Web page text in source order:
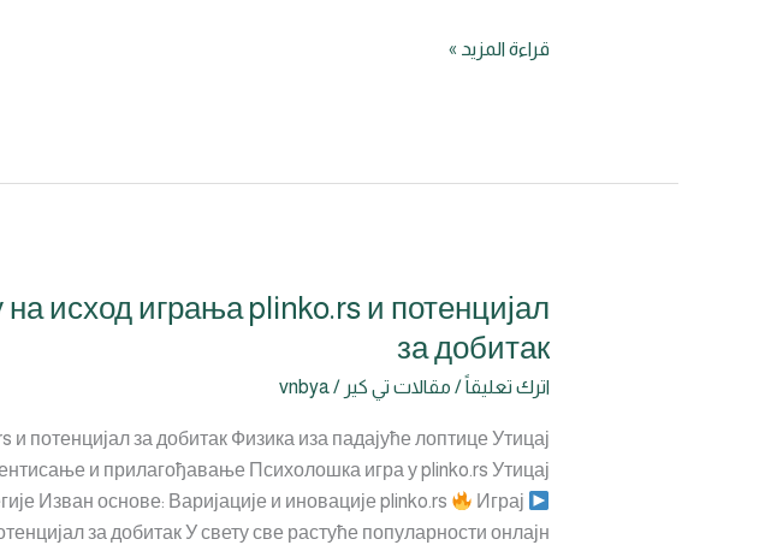
قراءة المزيد »
исход играња plinko.rs и потенцијал
за добитак
اترك تعليقاً/ مقالات تي كير /
vnbya
потенцијал за добитак Физика иза падајуће лоптице Утицај
и прилагођавање Психолошка игра у plinko.rs Утицај
Изван основе: Варијације и иновације plinko.rs
Играј
за добитак У свету све растуће популарности онлајн
Познавање
и
вештине
битно
утичу
на
исход